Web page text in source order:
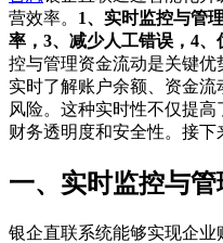
营效率。 1、实时监控与管
率，3、减少人工错误，4、
控与管理资金流动是关键
实时了解账户余额、资金
风险。这种实时性不仅提
财务透明度和安全性。接下
一、实时监控与
银企直联系统能够实现企